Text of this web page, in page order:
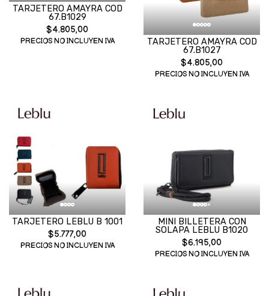
TARJETERO AMAYRA COD
67.B1029
$4.805,00
PRECIOS NO INCLUYEN IVA
TARJETERO AMAYRA COD
67.B1027
$4.805,00
PRECIOS NO INCLUYEN IVA
TARJETERO LEBLU B 1001
$5.777,00
PRECIOS NO INCLUYEN IVA
MINI BILLETERA CON
SOLAPA LEBLU B1020
$6.195,00
PRECIOS NO INCLUYEN IVA